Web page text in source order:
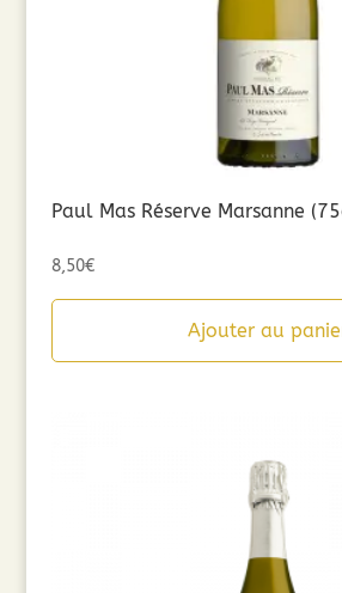
Paul Mas Réserve Marsanne
8,50€
Ajouter au